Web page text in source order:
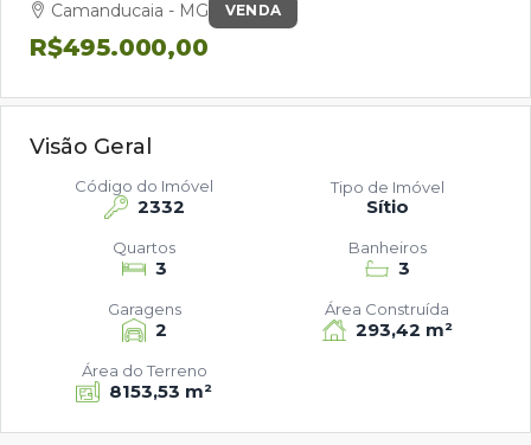
VENDA
Camanducaia - MG
R$495.000,00
Visão Geral
2332
Código do Imóvel
Sítio
Tipo de Imóvel
3
Quartos
3
Banheiros
2
Garagens
293,42 m²
Área Construída
8153,53 m²
Área do Terreno